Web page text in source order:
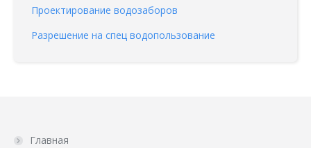
Проектирование водозаборов
Разрешение на спец водопользование
Главная